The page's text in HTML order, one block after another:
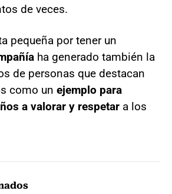
de veces.
pequeña por tener un
ha generado también la
de personas que destacan
como un ejemplo para
a valorar y respetar a los